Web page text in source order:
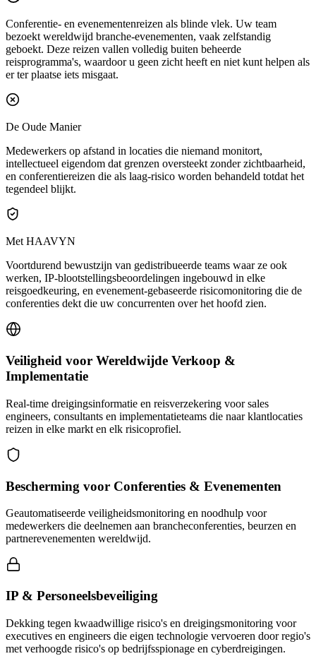
Conferentie- en evenementenreizen als blinde vlek. Uw team
bezoekt wereldwijd branche-evenementen, vaak zelfstandig
geboekt. Deze reizen vallen volledig buiten beheerde
reisprogramma's, waardoor u geen zicht heeft en niet kunt helpen als
er ter plaatse iets misgaat.
De Oude Manier
Medewerkers op afstand in locaties die niemand monitort,
intellectueel eigendom dat grenzen oversteekt zonder zichtbaarheid,
en conferentiereizen die als laag-risico worden behandeld totdat het
tegendeel blijkt.
Met HAAVYN
Voortdurend bewustzijn van gedistribueerde teams waar ze ook
werken, IP-blootstellingsbeoordelingen ingebouwd in elke
reisgoedkeuring, en evenement-gebaseerde risicomonitoring die de
conferenties dekt die uw concurrenten over het hoofd zien.
Veiligheid voor Wereldwijde Verkoop &
Implementatie
Real-time dreigingsinformatie en reisverzekering voor sales
engineers, consultants en implementatieteams die naar klantlocaties
reizen in elke markt en elk risicoprofiel.
Bescherming voor Conferenties & Evenementen
Geautomatiseerde veiligheidsmonitoring en noodhulp voor
medewerkers die deelnemen aan brancheconferenties, beurzen en
partnerevenementen wereldwijd.
IP & Personeelsbeveiliging
Dekking tegen kwaadwillige risico's en dreigingsmonitoring voor
executives en engineers die eigen technologie vervoeren door regio's
met verhoogde risico's op bedrijfsspionage en cyberdreigingen.